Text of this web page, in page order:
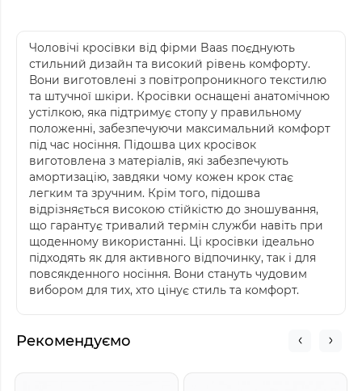
Чоловічі кросівки від фірми Baas поєднують
стильний дизайн та високий рівень комфорту.
Вони виготовлені з повітропроникного текстилю
та штучної шкіри. Кросівки оснащені анатомічною
устілкою, яка підтримує стопу у правильному
положенні, забезпечуючи максимальний комфорт
під час носіння. Підошва цих кросівок
виготовлена з матеріалів, які забезпечують
амортизацію, завдяки чому кожен крок стає
легким та зручним. Крім того, підошва
відрізняється високою стійкістю до зношування,
що гарантує тривалий термін служби навіть при
щоденному використанні. Ці кросівки ідеально
підходять як для активного відпочинку, так і для
повсякденного носіння. Вони стануть чудовим
вибором для тих, хто цінує стиль та комфорт.
Рекомендуємо